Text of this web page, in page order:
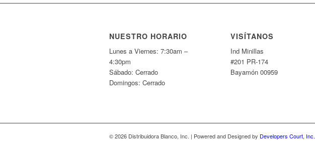
NUESTRO HORARIO
Lunes a Viernes: 7:30am –
4:30pm
Sábado: Cerrado
Domingos: Cerrado
VISÍTANOS
Ind Minillas
#201 PR-174
Bayamón 00959
© 2026 Distribuidora Blanco, Inc. | Powered and Designed by Developers Court, Inc.